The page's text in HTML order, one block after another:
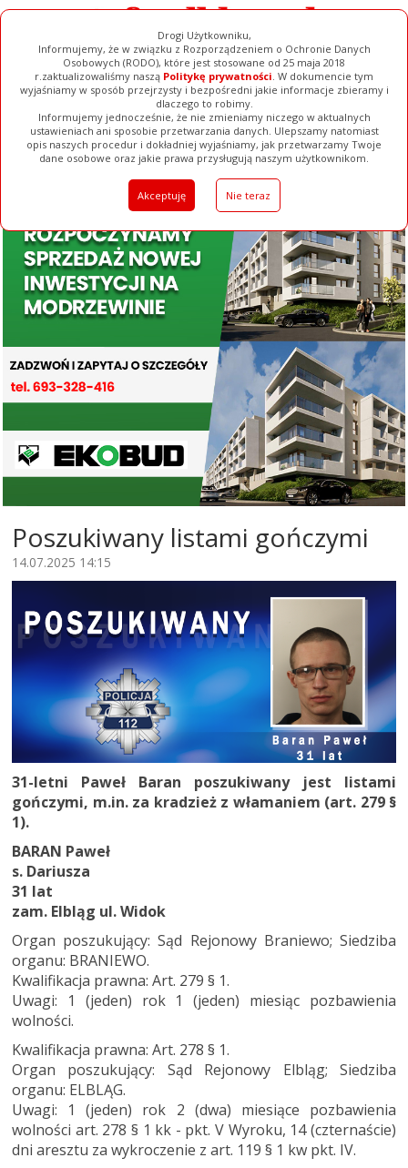
Drogi Użytkowniku,
Informujemy, że w związku z Rozporządzeniem o Ochronie Danych
Osobowych (RODO), które jest stosowane od 25 maja 2018
r.zaktualizowaliśmy naszą Politykę prywatności. W dokumencie tym
wyjaśniamy w sposób przejrzysty i bezpośredni jakie informacje zbieramy i
dlaczego to robimy.
Informujemy jednocześnie, że nie zmieniamy niczego w aktualnych
ustawieniach ani sposobie przetwarzania danych. Ulepszamy natomiast
opis naszych procedur i dokładniej wyjaśniamy, jak przetwarzamy Twoje
dane osobowe oraz jakie prawa przysługują naszym użytkownikom.
Akceptuję Nie teraz
Ogłoszenia Filmy Galerie Baza Firm Pełna Wersja
Poszukiwany listami gończymi
14.07.2025 14:15
31-letni Paweł Baran poszukiwany jest listami
gończymi, m.in. za kradzież z włamaniem (art. 279 §
1).
BARAN Paweł
s. Dariusza
31 lat
zam. Elbląg ul. Widok
Organ poszukujący: Sąd Rejonowy Braniewo; Siedziba
organu: BRANIEWO.
Kwalifikacja prawna: Art. 279 § 1.
Uwagi: 1 (jeden) rok 1 (jeden) miesiąc pozbawienia
wolności.
Kwalifikacja prawna: Art. 278 § 1.
Organ poszukujący: Sąd Rejonowy Elbląg; Siedziba
organu: ELBLĄG.
Uwagi: 1 (jeden) rok 2 (dwa) miesiące pozbawienia
wolności art. 278 § 1 kk - pkt. V Wyroku, 14 (czternaście)
dni aresztu za wykroczenie z art. 119 § 1 kw pkt. IV.